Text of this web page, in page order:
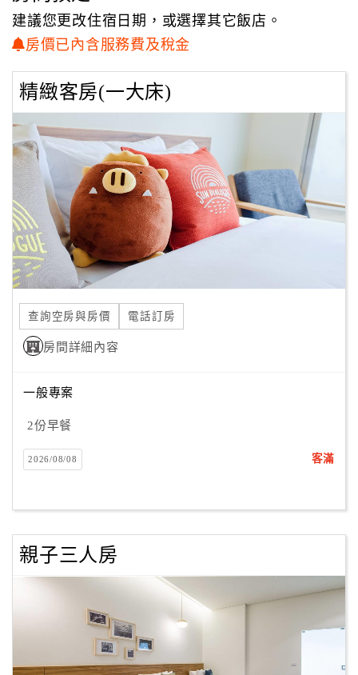
顧
務
顧
客
滿
意
度
訂
單
管
理
員
戶
客
服
聯
線
繪日之丘由天成飯店集團最新的品牌「天成文旅」所打造，
聚！
建議您更改住宿日期，或選擇其它飯店。
房價已內含服務費及稅金
精緻客房(一大床)
查詢空房與房價 電話訂房
房間詳細內容
一般專案
2份早餐
2026/08/08 客滿
親子三人房